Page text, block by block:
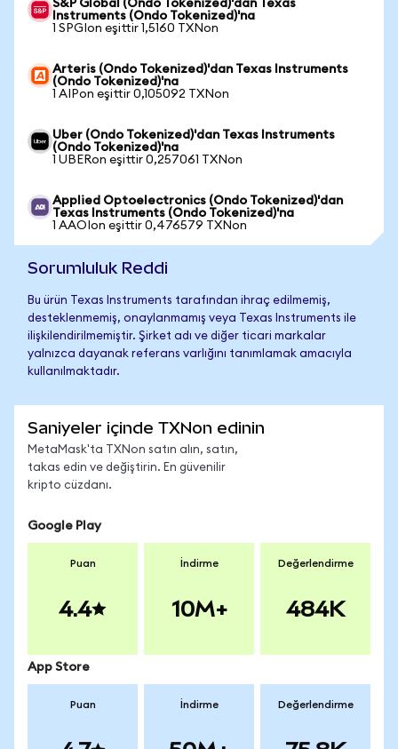
S&P Global (Ondo Tokenized)'dan Texas
Instruments (Ondo Tokenized)'na
1 SPGIon eşittir 1,5160 TXNon
Arteris (Ondo Tokenized)'dan Texas Instruments
(Ondo Tokenized)'na
1 AIPon eşittir 0,105092 TXNon
Uber (Ondo Tokenized)'dan Texas Instruments
(Ondo Tokenized)'na
1 UBERon eşittir 0,257061 TXNon
Applied Optoelectronics (Ondo Tokenized)'dan
Texas Instruments (Ondo Tokenized)'na
1 AAOIon eşittir 0,476579 TXNon
Sorumluluk Reddi
Bu ürün Texas Instruments tarafından ihraç edilmemiş,
desteklenmemiş, onaylanmamış veya Texas Instruments ile
ilişkilendirilmemiştir. Şirket adı ve diğer ticari markalar
yalnızca dayanak referans varlığını tanımlamak amacıyla
kullanılmaktadır.
Saniyeler içinde TXNon edinin
MetaMask'ta TXNon satın alın, satın,
takas edin ve değiştirin. En güvenilir
kripto cüzdanı.
Google Play
Puan
4.4
İndirme
10M+
Değerlendirme
484K
App Store
Puan İndirme Değerlendirme